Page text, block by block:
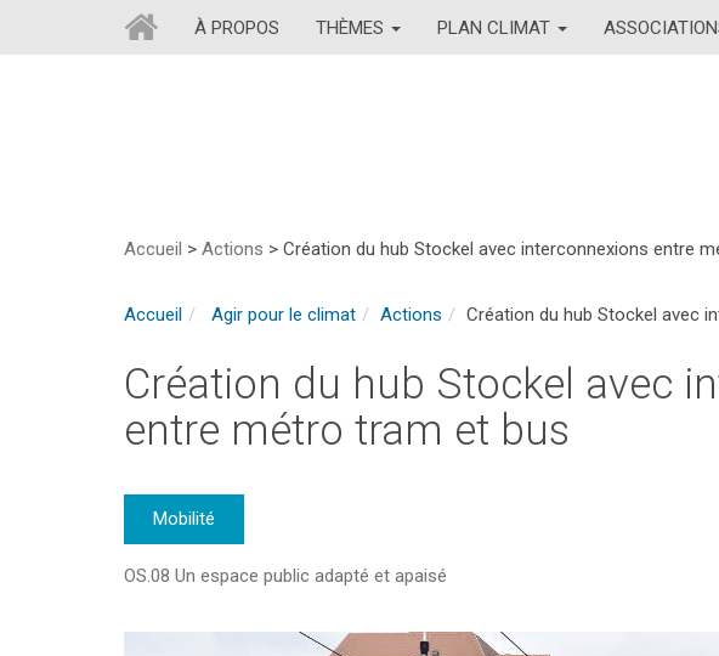
À PROPOS THÈMES PLAN CLIMAT
Accueil > Actions > Création du hub Stockel avec interconnexions entre
Accueil Agir pour le climat Actions Création du hub Stockel avec
Création du hub Stockel avec
entre métro tram et bus
Mobilité
OS.08 Un espace public adapté et apaisé